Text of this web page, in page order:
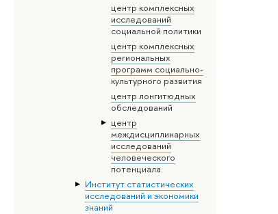
центр комплексных
исследований
социальной политики
центр комплексных
региональных
программ социально-
культурного развития
центр лонгитюдных
обследований
центр
междисциплинарных
исследований
человеческого
потенциала
Институт статистических
исследований и экономики
знаний